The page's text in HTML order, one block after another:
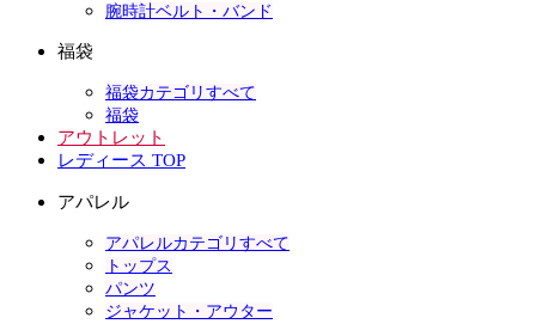
腕時計ベルト・バンド
福袋
福袋カテゴリすべて
福袋
アウトレット
レディース TOP
アパレル
アパレルカテゴリすべて
トップス
パンツ
ジャケット・アウター